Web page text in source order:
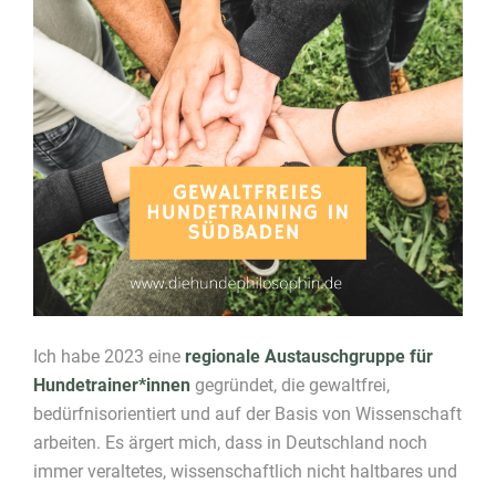
Ich habe 2023 eine regionale Austauschgruppe für
Hundetrainer*innen gegründet, die gewaltfrei,
bedürfnisorientiert und auf der Basis von Wissenschaft
arbeiten. Es ärgert mich, dass in Deutschland noch
immer veraltetes, wissenschaftlich nicht haltbares und